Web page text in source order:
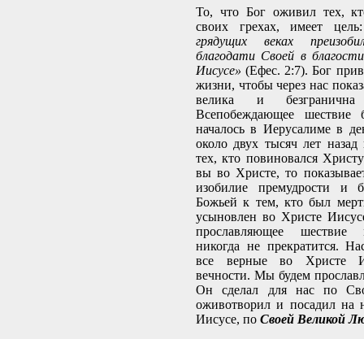
То, что Бог оживил тех,
своих грехах, имеет
грядущих веках
благодати Своей в
Иисусе» (Ефес. 2:7). Бог
жизни, чтобы через нас
велика и
Всепобеждающее шествие
началось в Иерусалиме в
около двух тысяч лет назад
тех, кто повиновался
вы во Христе, то
изобилие премудрости и
Божьей к тем, кто был
усыновлен во Христе
прославляющее шествие
никогда не прекратится.
все верные во Христе
вечности. Мы будем
Он сделал для нас по
оживотворил и посадил на
Иисусе, по Своей Великой